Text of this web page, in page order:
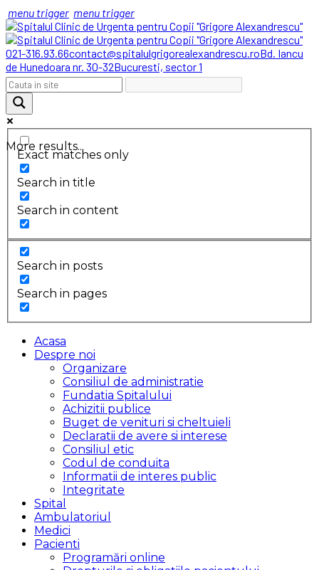
menu trigger menu trigger
021-316.93.66contact@spitalulgrigorealexandrescu.roBd. Iancu
de Hunedoara nr. 30-32Bucuresti, sector 1
More results...
Exact matches only
Search in title
Search in content
Search in posts
Search in pages
Acasa
Despre noi
Organizare
Consiliul de administratie
Fundatia Spitalului
Achizitii publice
Buget de venituri si cheltuieli
Declaratii de avere si interese
Consiliul etic
Codul de conduita
Informatii de interes public
Integritate
Spital
Ambulatoriul
Medici
Pacienti
Programări online